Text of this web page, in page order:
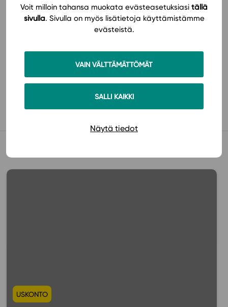
Voit milloin tahansa muokata evästeasetuksiasi tällä
sivulla. Sivulla on myös lisätietoja käyttämistämme
evästeistä.
VAIN VÄLTTÄMÄTTÖMÄT
SALLI KAIKKI
Näytä tiedot
Käyttöönotto
USKONTO